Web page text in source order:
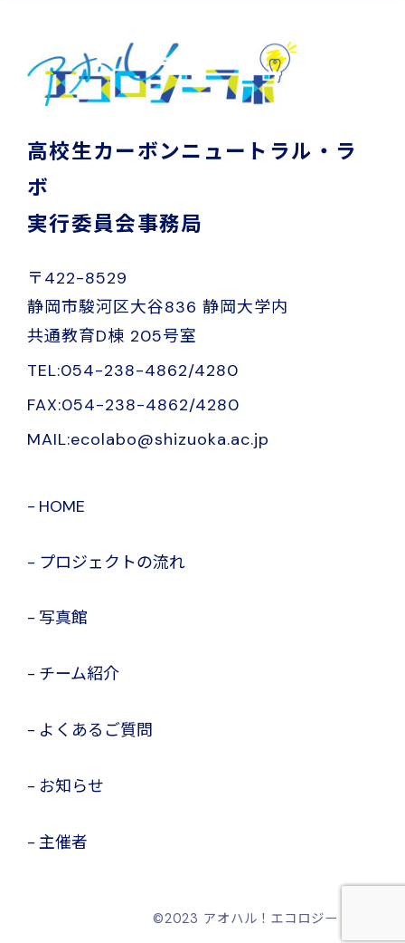
高校生カーボンニュートラル・ラ
ボ
実行委員会事務局
〒422-8529
静岡市駿河区大谷836 静岡大学内
共通教育D棟 205号室
TEL:054-238-4862/4280
FAX:054-238-4862/4280
MAIL:ecolabo@shizuoka.ac.jp
HOME
プロジェクトの流れ
写真館
チーム紹介
よくあるご質問
お知らせ
主催者
©️2023 アオハル！エコロジー・ラボ